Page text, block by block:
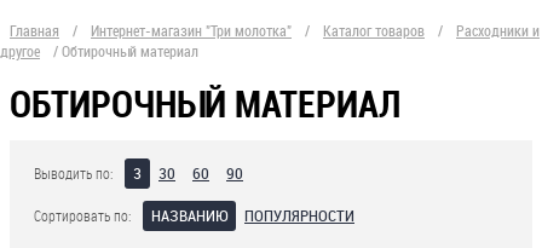
Главная / Интернет-магазин "Три молотка" / Каталог товаров /
Расходники и
другое
/Обтирочный материал
ОБТИРОЧНЫЙ МАТЕРИАЛ
Выводить по: 3 30 60 90
Сортировать по: НАЗВАНИЮ ПОПУЛЯРНОСТИ